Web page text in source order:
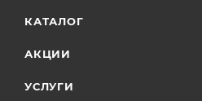
КАТАЛОГ
АКЦИИ
УСЛУГИ